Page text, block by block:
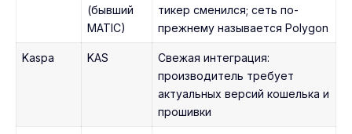
(бывший
MATIC)
тикер сменился; сеть по-
прежнему называется Polygon
Kaspa KAS
Свежая интеграция:
производитель требует
актуальных версий кошелька и
прошивки